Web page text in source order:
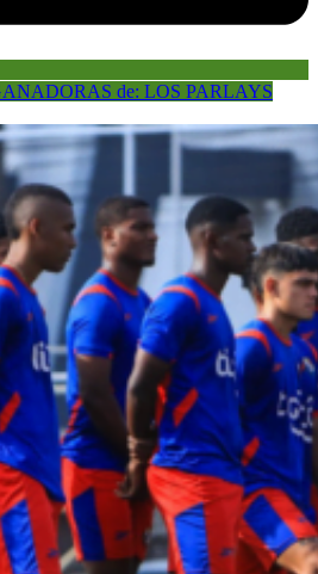
de: LOS PARLAYS